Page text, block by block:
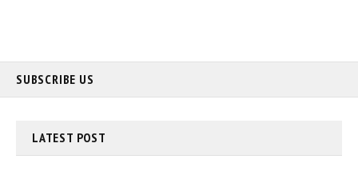
SUBSCRIBE US
LATEST POST